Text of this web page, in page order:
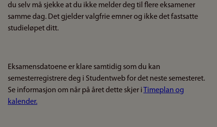
du selv må sjekke at du ikke melder deg til flere eksamener
samme dag. Det gjelder valgfrie emner og ikke det fastsatte
studieløpet ditt.
Eksamensdatoene er klare samtidig som du kan
semesterregistrere deg i Studentweb for det neste semesteret.
Se informasjon om når på året dette skjer i
Timeplan og
kalender.